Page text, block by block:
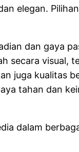
elegan.
dan gaya
secara visual,
juga kualitas
tahan dan
dalam